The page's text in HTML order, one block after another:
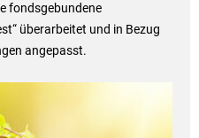
fondsgebundene
überarbeitet und in Bezug
angepasst.